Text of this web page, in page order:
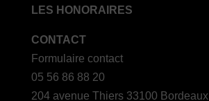
LES HONORAIRES
CONTACT
Formulaire contact
05 56 86 88 20
204 avenue Thiers 33100 Bordeaux